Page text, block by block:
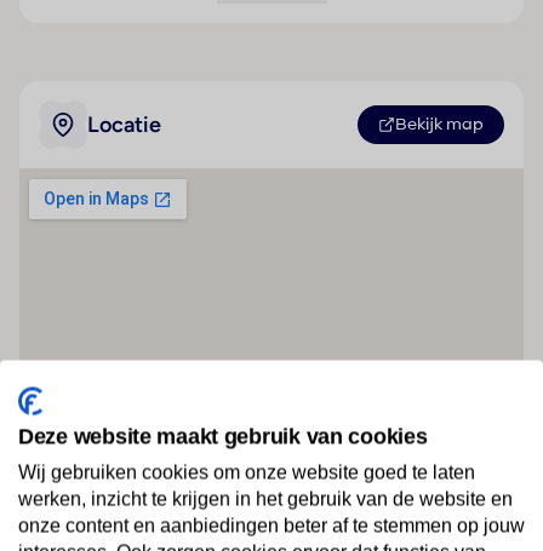
Locatie Bekijk map
Deze website maakt gebruik van cookies
Wij gebruiken cookies om onze website goed te laten
werken, inzicht te krijgen in het gebruik van de website en
onze content en aanbiedingen beter af te stemmen op jouw